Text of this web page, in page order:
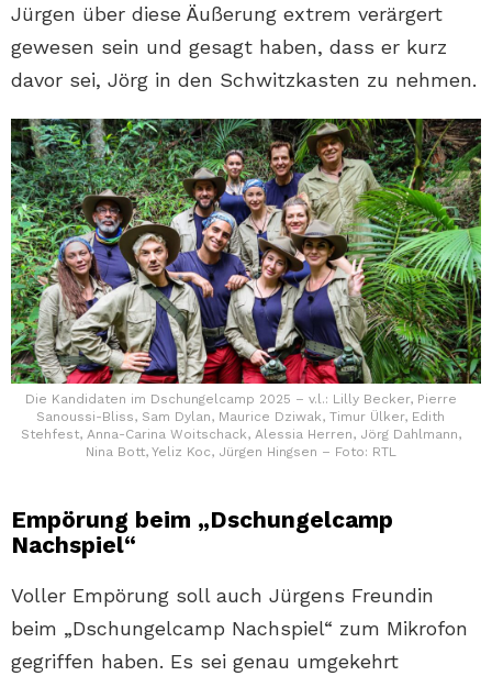
Jürgen über diese Äußerung extrem verärgert
gewesen sein und gesagt haben, dass er kurz
davor sei, Jörg in den Schwitzkasten zu nehmen.
Die Kandidaten im Dschungelcamp 2025 – v.l.: Lilly Becker, Pierre
Sanoussi-Bliss, Sam Dylan, Maurice Dziwak, Timur Ülker, Edith
Stehfest, Anna-Carina Woitschack, Alessia Herren, Jörg Dahlmann,
Nina Bott, Yeliz Koc, Jürgen Hingsen – Foto: RTL
Empörung beim „Dschungelcamp
Nachspiel“
Voller Empörung soll auch Jürgens Freundin
beim „Dschungelcamp Nachspiel“ zum Mikrofon
gegriffen haben. Es sei genau umgekehrt